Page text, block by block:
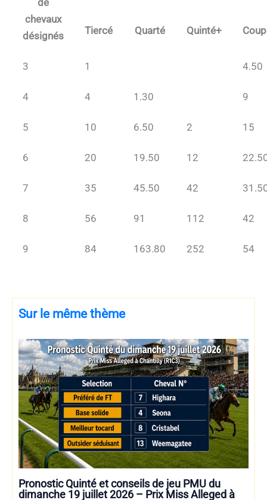
de
chevaux
désignés
Tiercé Quarté Quinté+
3 1 4.50
4 4 1.30 9
5 10 6.50 2 15
6 20 19.50 12
7 35 45.50 42
8 56 91 112 42
9 84 163.80 252 54
Sur le même thème
Pronostic Quinté et conseils de jeu PMU du
dimanche 19 juillet 2026 – Prix Miss Alleged à